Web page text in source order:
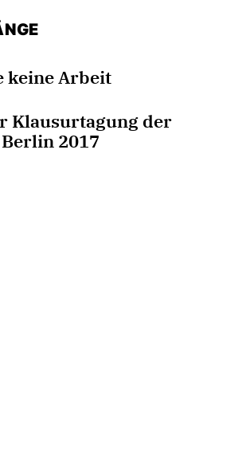
keine Arbeit
Klausurtagung der
2017